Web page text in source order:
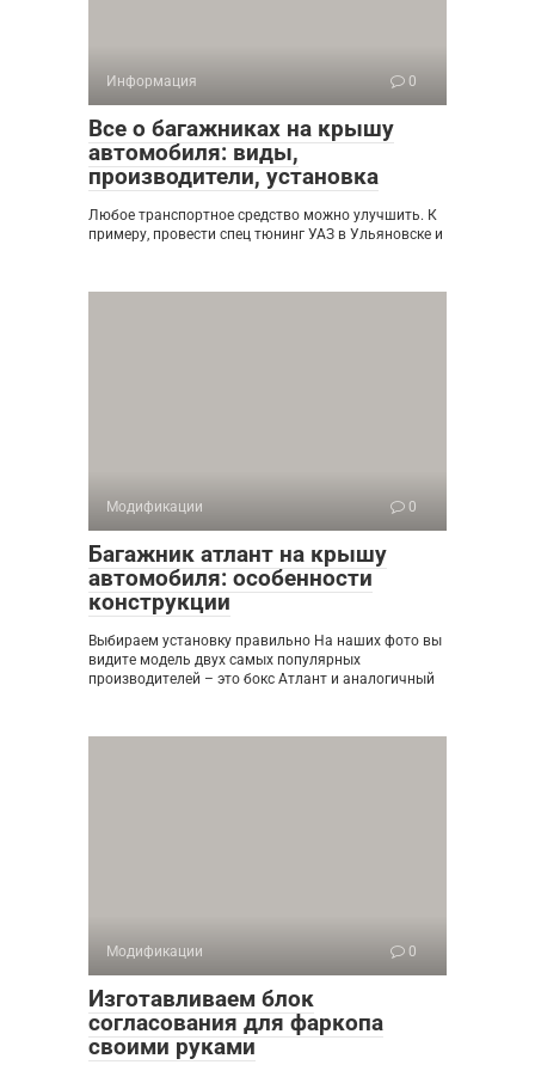
Информация 0
Все о багажниках на крышу
автомобиля: виды,
производители, установка
Любое транспортное средство можно улучшить. К
примеру, провести спец тюнинг УАЗ в Ульяновске и
Модификации 0
Багажник атлант на крышу
автомобиля: особенности
конструкции
Выбираем установку правильно На наших фото вы
видите модель двух самых популярных
производителей – это бокс Атлант и аналогичный
Модификации 0
Изготавливаем блок
согласования для фаркопа
своими руками